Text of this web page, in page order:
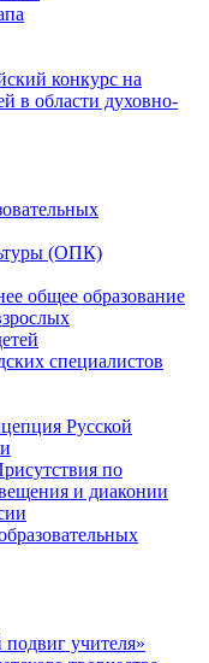
конкурс на
в области духовно-
(ОПК)
общее образование
специалистов
Русской
по
и диаконии
учителя»